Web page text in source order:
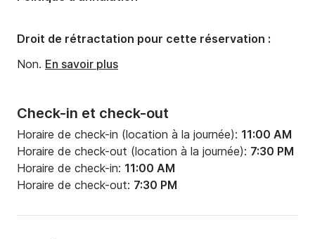
Check-in et check-out
Horaire de check-in (location à la journée): 11:00 AM
Horaire de check-out (location à la journée): 7:30 PM
Horaire de check-in: 11:00 AM
Horaire de check-out: 7:30 PM
Droit de rétractation pour cette réservation :
Non. En savoir plus